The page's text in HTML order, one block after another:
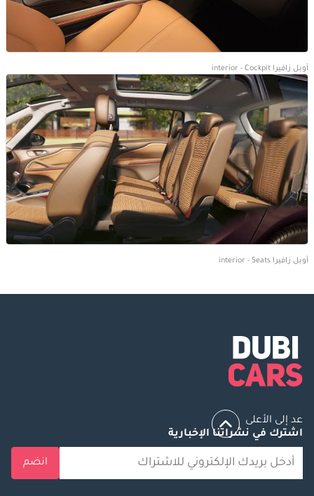
أوبل زافيرا interior - Cockpit
أوبل زافيرا interior - Seats
عد إلى الأعلى
اشترك في نشراتنا الإخبارية
انضم